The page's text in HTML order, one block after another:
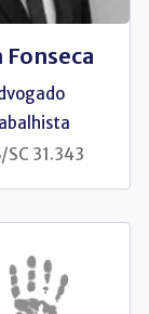
Fonseca
SC 31.343